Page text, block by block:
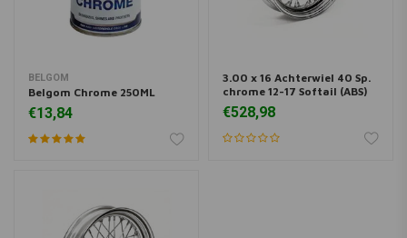
BELGOM
Belgom Chrome 250ML
€13,84
3.00 x 16 Achterwiel 40 Sp.
chrome 12-17 Softail (ABS)
€528,98